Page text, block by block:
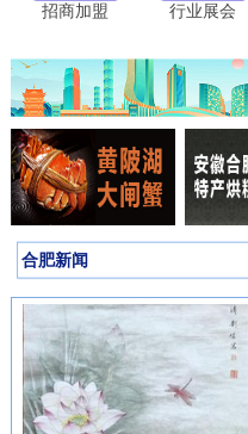
招商加盟 行业展会
合肥新闻